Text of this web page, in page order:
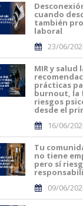
cuando
también
laboral
23/06/
MIR y salud
prácticas
burnout, la
riesgos
desde el
16/06/
Tu
no tiene
pero sí
09/06/